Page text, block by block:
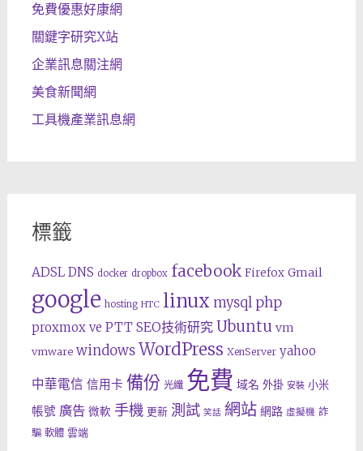
免費優惠好康網
關鍵字研究X站
企業訊息關注網
美食新聞網
工具機產業訊息網
標籤
ADSL DNS docker dropbox facebook Firefox Gmail
google hosting HTC linux mysql php
proxmox ve PTT SEO技術研究 Ubuntu vm
vmware windows WordPress XenServer yahoo
中華電信 信用卡 備份 光纖 免費 域名 外掛 安裝 小米
帳號 廣告 微軟 手機 更新 測試 笑話 網站 網路 虛擬機 詐
騙 軟體 雲端